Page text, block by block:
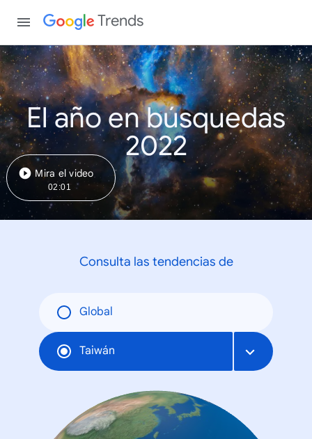
Trends
El año en búsquedas
2022
Mira el video
02:01
Consulta las tendencias de
Global
Taiwán